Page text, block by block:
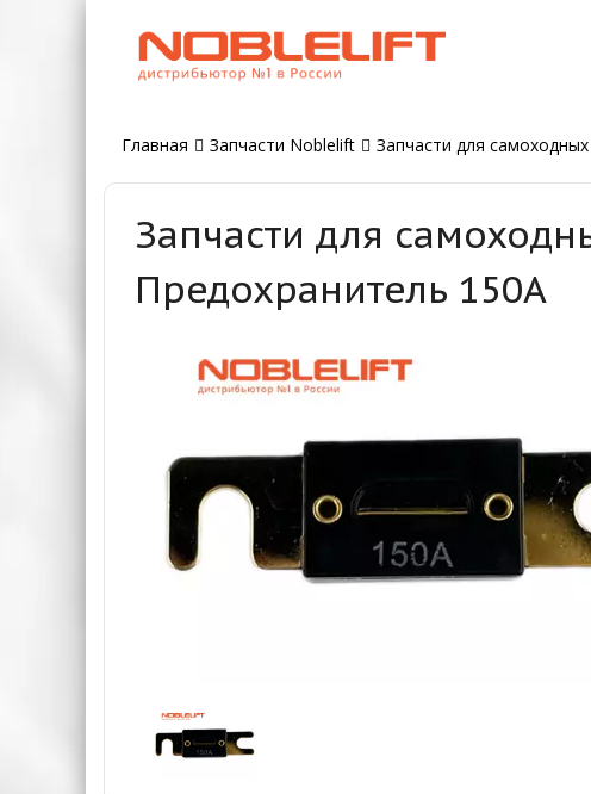
Главная Запчасти Noblelift Запчасти для
Запчасти для
Предохранитель 150A